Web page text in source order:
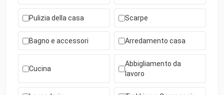
Pulizia della casa Scarpe
Bagno e accessori Arredamento casa
Cucina
Abbigliamento da
lavoro